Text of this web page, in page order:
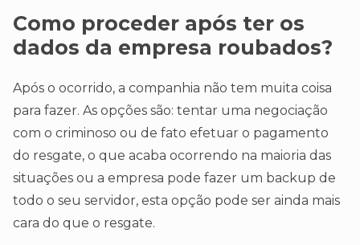
Como proceder após ter os
dados da empresa roubados?
Após o ocorrido, a companhia não tem muita coisa
para fazer. As opções são: tentar uma negociação
com o criminoso ou de fato efetuar o pagamento
do resgate, o que acaba ocorrendo na maioria das
situações ou a empresa pode fazer um backup de
todo o seu servidor, esta opção pode ser ainda mais
cara do que o resgate.